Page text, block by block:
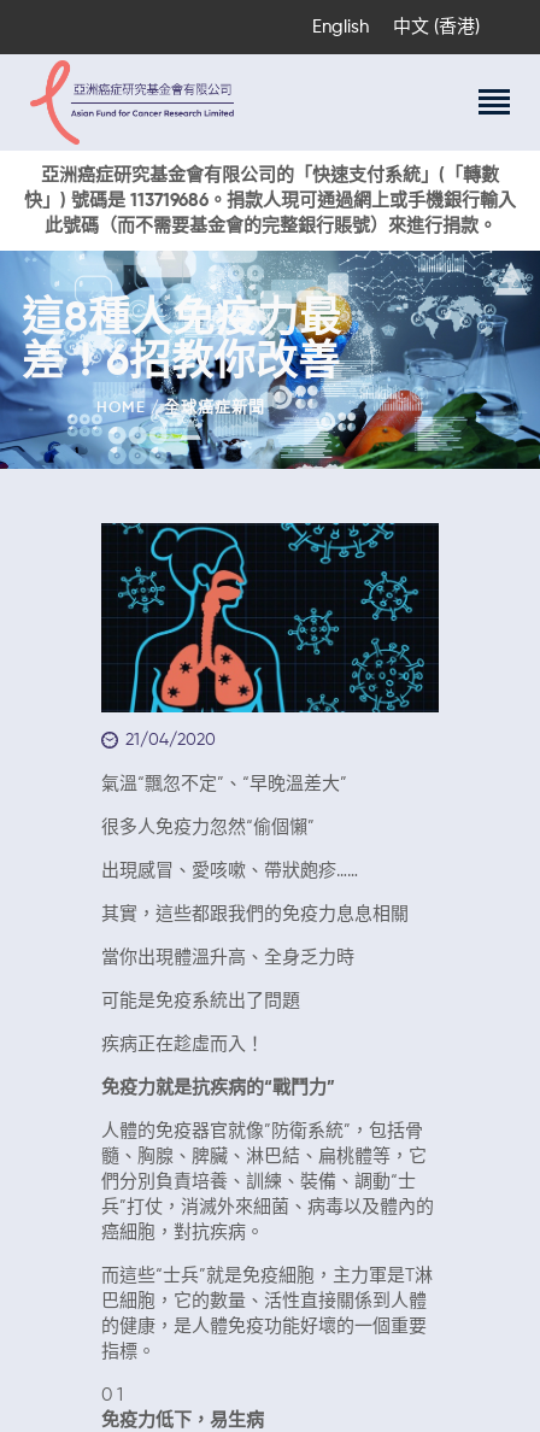
English 中文 (香港)
亞洲癌症研究基金會有限公司的「快速支付系統」(「轉數
快」) 號碼是 113719686。捐款人現可通過網上或手機銀行輸入
此號碼（而不需要基金會的完整銀行賬號）來進行捐款。
這8種人免疫力最
差！6招教你改善
HOME 全球癌症新聞
關於我們
科研項目
活動與獎項
新聞
捐款支持
現在捐贈
21/04/2020
氣溫“飄忽不定”、“早晚溫差大”
很多人免疫力忽然“偷個懶”
出現感冒、愛咳嗽、帶狀皰疹……
其實，這些都跟我們的免疫力息息相關
當你出現體溫升高、全身乏力時
可能是免疫系統出了問題
疾病正在趁虛而入！
免疫力就是抗疾病的“戰鬥力”
人體的免疫器官就像”防衛系統”，包括骨
髓、胸腺、脾臟、淋巴結、扁桃體等，它
們分別負責培養、訓練、裝備、調動“士
兵”打仗，消滅外來細菌、病毒以及體內的
癌細胞，對抗疾病。
而這些“士兵”就是免疫細胞，主力軍是T淋
巴細胞，它的數量、活性直接關係到人體
的健康，是人體免疫功能好壞的一個重要
指標。
0 1
免疫力低下，易生病